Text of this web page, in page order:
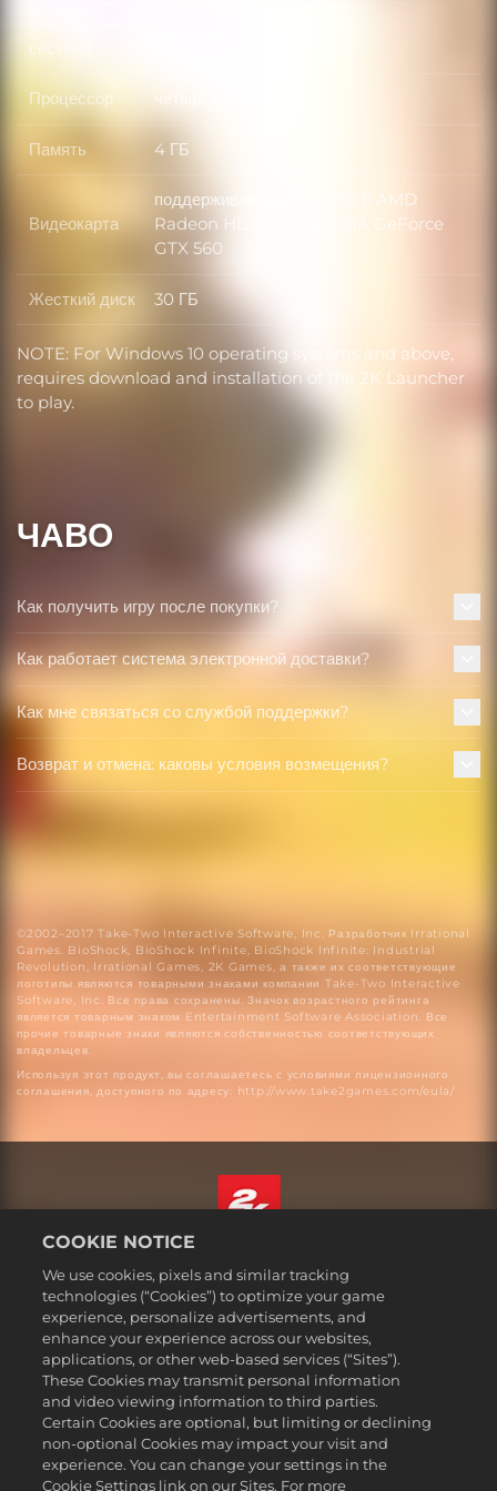
система
Процессор Процессор
четырехъядерный
Память Память
4 ГБ
Видеокарта Видеокарта
поддерживающая DirectX 11 AMD
Radeon HD 6950 / NVIDIA GeForce
GTX 560
Жесткий диск Жесткий диск
30 ГБ
NOTE: For Windows 10 operating systems and above,
requires download and installation of the 2K Launcher
to play.
ЧАВО
Как получить игру после покупки?
Как работает система электронной доставки?
Как мне связаться со службой поддержки?
Возврат и отмена: каковы условия возмещения?
©2002–2017 Take-Two Interactive Software, Inc. Разработчик Irrational
Games. BioShock, BioShock Infinite, BioShock Infinite: Industrial
Revolution, Irrational Games, 2K Games, а также их соответствующие
логотипы являются товарными знаками компании Take-Two Interactive
Software, Inc. Все права сохранены. Значок возрастного рейтинга
является товарным знаком Entertainment Software Association. Все
прочие товарные знаки являются собственностью соответствующих
владельцев.
Используя этот продукт, вы соглашаетесь с условиями лицензионного
соглашения, доступного по адресу: http://www.take2games.com/eula/
Юридическая информация
Политика конфиденциальности
Политика файлов cookie
Поддержка
Не продавайте и не распространяйте мои персональные данные
Статус заказа и возвраты
Рекламные партнеры 2K
Русский
COOKIE NOTICE
We use cookies, pixels and similar tracking
technologies (“Cookies”) to optimize your game
experience, personalize advertisements, and
enhance your experience across our websites,
applications, or other web-based services (“Sites”).
These Cookies may transmit personal information
and video viewing information to third parties.
Certain Cookies are optional, but limiting or declining
non-optional Cookies may impact your visit and
experience. You can change your settings in the
Cookie Settings link on our Sites. For more